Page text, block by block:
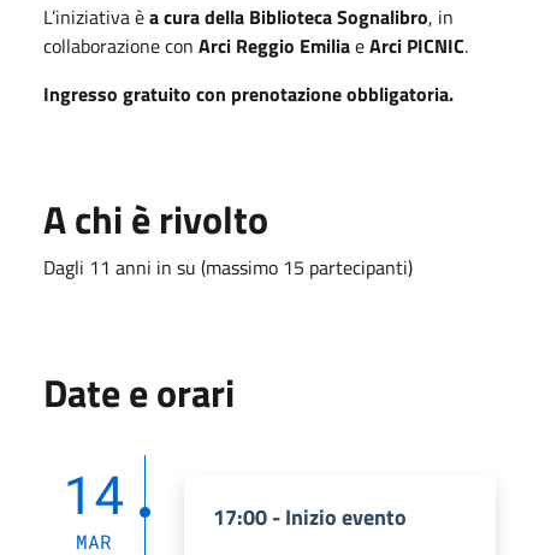
L’iniziativa èa cura della Biblioteca Sognalibro, in
collaborazione con Arci Reggio EmiliaeArci PICNIC.
Ingresso gratuito con prenotazione obbligatoria.
A chi è rivolto
Dagli 11 anni in su (massimo 15 partecipanti)
Date e orari
14
MAR
17:00 - Inizio evento